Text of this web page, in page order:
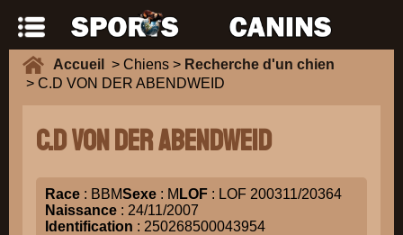
Accueil > Chiens > Recherche d'un chien
> C.D VON DER ABENDWEID
C.D VON DER ABENDWEID
Race : BBMSexe : M LOF : LOF 200311/20364
Naissance : 24/11/2007
Identification : 250268500043954